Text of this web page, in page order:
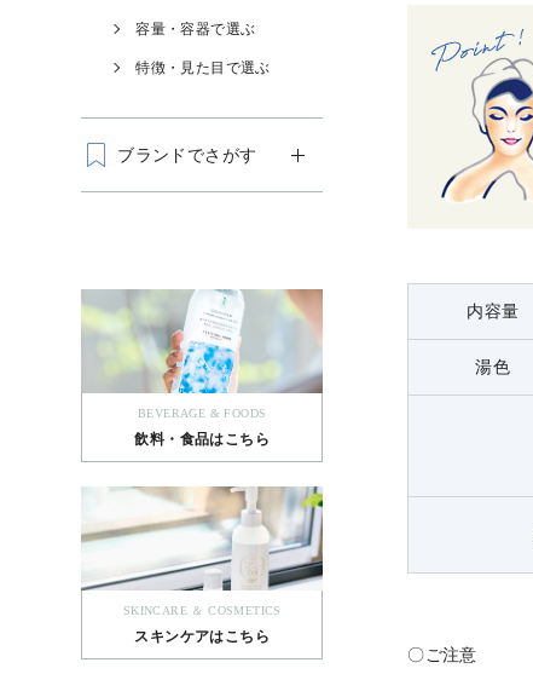
容量・容器で選ぶ
特徴・見た目で選ぶ
ブランドでさがす
BEVERAGE & FOODS
飲料・食品はこちら
SKINCARE ＆ COSMETICS
スキンケアはこちら
内容量
湯色
〇ご注意